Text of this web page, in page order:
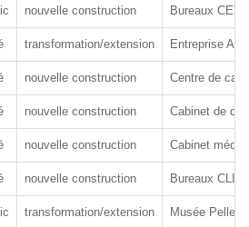
nouvelle construction Bureaux
transformation/extension Entreprise
nouvelle construction Centre de
nouvelle construction Cabinet de
nouvelle construction Cabinet
nouvelle construction Bureaux
transformation/extension Musée